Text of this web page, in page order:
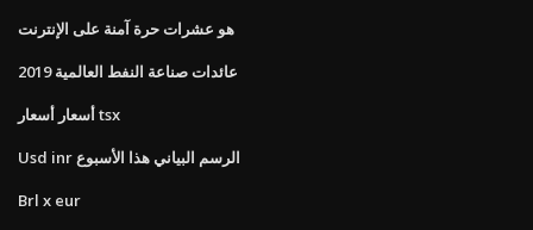
هو عشرات حرة آمنة على الإنترنت
عائدات صناعة النفط العالمية 2019
أسعار أسعار tsx
Usd inr الرسم البياني هذا الأسبوع
Brl x eur